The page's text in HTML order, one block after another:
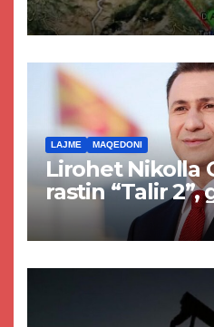
projekti i
Tetovës nis
LAJME MAQEDONI
Lirohet Nikolla
rastin “Talir
akuzat për
paligjshëm të